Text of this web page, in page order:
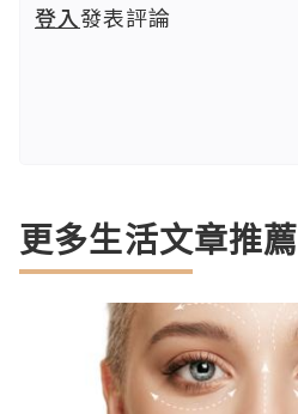
登入發表評論
更多生活文章推薦